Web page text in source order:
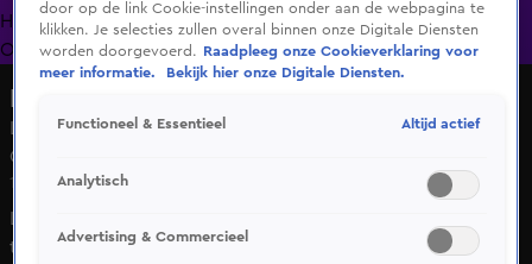
HomeUitzending Gemist Programma's De Bondgenoten
OranjezomerLivestreamsShop
Lars van Bokhoven uit Talent Unplugged opent De
Oranjezondag met 'Lose Control'
16 mrt 2025, 21:39
talentenshow Talent Unplugged, opent De Oranjezondag
door op de link Cookie-instellingen onder aan de webpagina te
klikken. Je selecties zullen overal binnen onze Digitale Diensten
worden doorgevoerd.
Raadpleeg onze Cookieverklaring voor
meer informatie.
Bekijk hier onze Digitale Diensten.
Functioneel & Essentieel Altijd actief
Analytisch
Advertising & Commercieel